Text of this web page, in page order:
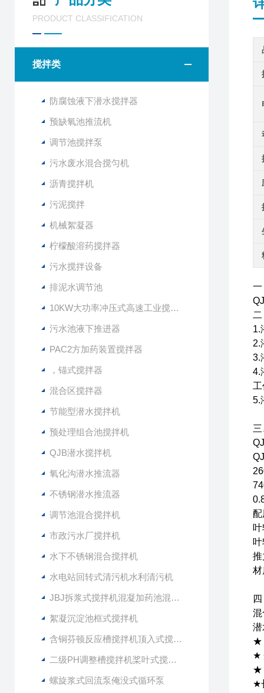
PRODUCT CLASSIFICATION
搅拌类
防腐蚀液下潜水搅拌器
预缺氧池推流机
调节池搅拌泵
污水废水混合搅匀机
沥青搅拌机
污泥搅拌
机械絮凝器
柠檬酸溶药搅拌器
污水搅拌设备
排泥水调节池
10KW大功率冲压式高速工业搅拌设备
污水池液下推进器
PAC2方加药装置搅拌器
，锚式搅拌器
混合区搅拌器
节能型潜水搅拌机
预处理组合池搅拌机
QJB潜水搅拌机
氧化沟潜水推流器
不锈钢潜水推流器
调节池混合搅拌机
市政污水厂搅拌机
水下不锈钢混合搅拌机
水电站回转式清污机水利清污机
JBJ拆浆式搅拌机混凝加药池混合型搅拌器
絮凝沉淀池框式搅拌机
含铜芬顿反应槽搅拌机顶入式搅拌器
二级PH调整槽搅拌机桨叶式搅拌器
螺旋浆式回流泵俺没式循环泵
一
1.
2.
3.
4.
5.
配
推
材
混
潜
★
★
★
★